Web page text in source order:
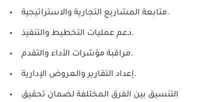
متابعة المشاريع التجارية والاستراتيجية.
دعم عمليات التخطيط والتنفيذ.
مراقبة مؤشرات الأداء والتقدم.
إعداد التقارير والعروض الإدارية.
التنسيق بين الفرق المختلفة لضمان تحقيق